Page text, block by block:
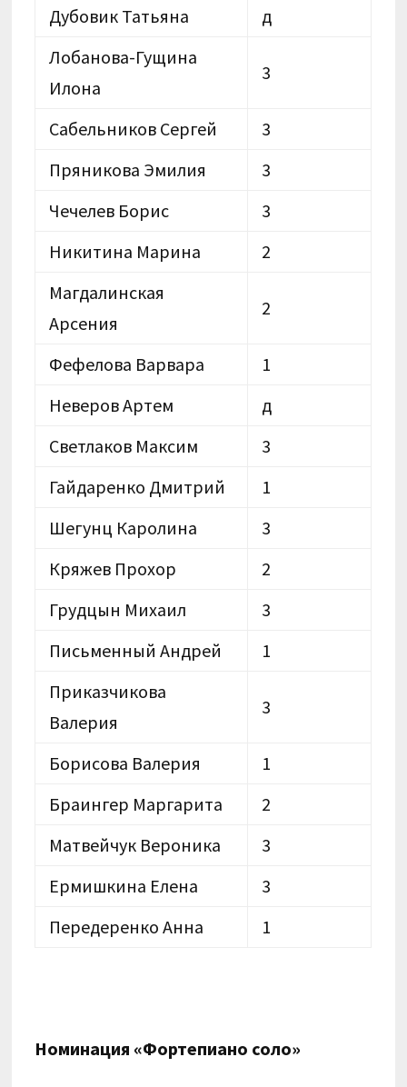
Дубовик Татьяна
д
Лобанова-Гущина
Илона
3
Сабельников Сергей
3
Пряникова Эмилия
3
Чечелев Борис
3
Никитина Марина
2
Магдалинская
Арсения
2
Фефелова Варвара
1
Неверов Артем
д
Светлаков Максим
3
Гайдаренко Дмитрий
1
Шегунц Каролина
3
Кряжев Прохор
2
Грудцын Михаил
3
Письменный Андрей
1
Приказчикова
Валерия
3
Борисова Валерия
1
Браингер Маргарита
2
Матвейчук Вероника
3
Ермишкина Елена
3
Передеренко Анна
1
Номинация «Фортепиано соло»